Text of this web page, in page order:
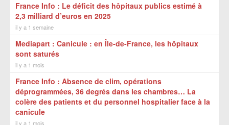
France Info : Le déficit des hôpitaux publics estimé à
2,3 milliard d’euros en 2025
il y a 1 semaine
Mediapart : Canicule : en Île-de-France, les hôpitaux
sont saturés
il y a 1 mois
France Info : Absence de clim, opérations
déprogrammées, 36 degrés dans les chambres… La
colère des patients et du personnel hospitalier face à la
canicule
il y a 1 mois